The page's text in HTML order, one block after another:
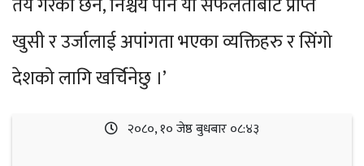
खुसी र उर्जालाई अपांगता भएका व्यक्तिहरु र सिंगो
देशको लागि खर्चिनेछु ।’
२०८०, १० जेष्ठ बुधबार ०८:४३